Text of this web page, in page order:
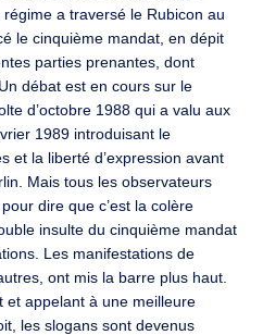
a traversé le Rubicon au
le cinquième mandat, en dépit
parties prenantes, dont
débat est en cours sur le
d’octobre 1988 qui a valu aux
1989 introduisant le
et la liberté d’expression avant
Mais tous les observateurs
dire que c’est la colère
insulte du cinquième mandat
Les manifestations de
ont mis la barre plus haut.
et appelant à une meilleure
les slogans sont devenus